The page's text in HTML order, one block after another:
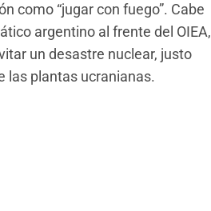
como “jugar con fuego”. Cabe
argentino al frente del OIEA,
un desastre nuclear, justo
las plantas ucranianas.